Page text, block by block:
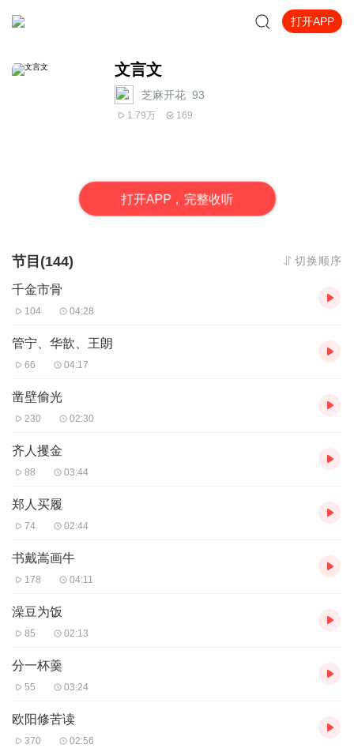
打开APP
文言文
芝麻开花_93
1.79万 169
打开APP，完整收听
节目(144) 切换顺序
千金市骨
104 04:28
管宁、华歆、王朗
66 04:17
凿壁偷光
230 02:30
齐人攫金
88 03:44
郑人买履
74 02:44
书戴嵩画牛
178 04:11
澡豆为饭
85 02:13
分一杯羹
55 03:24
欧阳修苦读
370 02:56